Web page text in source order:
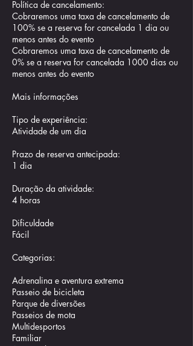
Política de cancelamento:
Cobraremos uma taxa de cancelamento de
100% se a reserva for cancelada 1 dia ou
menos antes do evento
Cobraremos uma taxa de cancelamento de
0% se a reserva for cancelada 1000 dias ou
menos antes do evento
Mais informações
Tipo de experiência:
Atividade de um dia
Prazo de reserva antecipada:
1 dia
Duração da atividade:
4 horas
Dificuldade
Fácil
Categorias:
Adrenalina e aventura extrema
Passeio de bicicleta
Parque de diversões
Passeios de mota
Multidesportos
Familiar